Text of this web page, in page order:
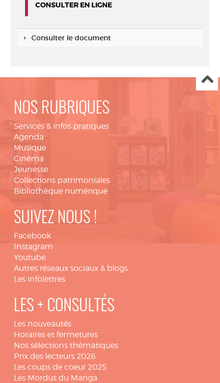
CONSULTER EN LIGNE
Consulter le document
NOS RUBRIQUES
Services & infos pratiques
Agenda
Musique
Cinéma
Jeunesse
Collections patrimoniales
Bibliothèque numérique
SUIVEZ NOUS !
Facebook
Instagram
Youtube
Autres réseaux sociaux & blogs
Les infolettres
LES + CONSULTÉS
Les nouveautés
Horaires et fermetures
Nos sélections thématiques
Prix des lecteurs 2026
Les coups de coeur 2025
Les Mordus du Manga